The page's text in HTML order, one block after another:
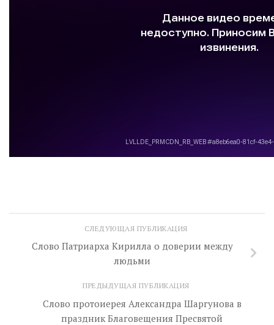
СЛЕДУЮЩАЯ ПУБЛИКАЦИЯ
Слово Патриарха Кирилла о доверии между
людьми
ПРЕДЫДУЩАЯ ПУБЛИКАЦИЯ
Слово протоиерея Александра Шаргунова в
праздник Благовещения Пресвятой